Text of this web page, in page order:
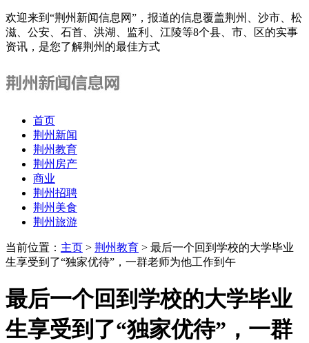
欢迎来到“荆州新闻信息网”，报道的信息覆盖荆州、沙市、松
滋、公安、石首、洪湖、监利、江陵等8个县、市、区的实事
资讯，是您了解荆州的最佳方式
首页
荆州新闻
荆州教育
荆州房产
商业
荆州招聘
荆州美食
荆州旅游
当前位置： 主页 > 荆州教育 > 最后一个回到学校的大学毕业
生享受到了“独家优待”，一群老师为他工作到午
最后一个回到学校的大学毕业
生享受到了“独家优待”，一群